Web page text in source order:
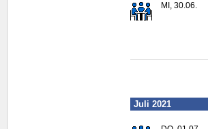
MI, 30.06.
Juli 2021